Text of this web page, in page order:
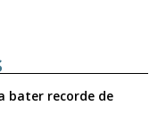
bater recorde de